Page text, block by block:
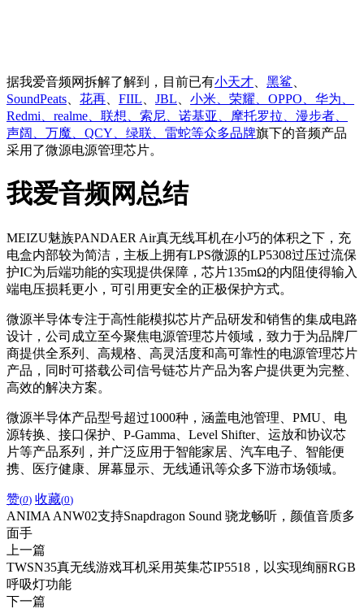
据我爱音频网拆解了解到，目前已有小天才 黑鲨
SoundPeats
花再 FIIL JBL
小米、荣耀、OPPO、华为、
Redmi、realme、联想、索尼、诺基亚、摩托罗拉、漫步者、
声阔、万魔、QCY、绿联、雷蛇等众多品牌旗下的音频产品
采用了微源电源管理芯片。
我爱音频网总结
MEIZU魅族PANDAER Air真无线耳机在小巧的体积之下，充
电盒内部较为简洁，主板上拥有LPS微源的LP5308过压过流保
护IC为后端功能的实现提供保障，芯片135mΩ的内阻使得输入
端电压损耗更小，可引用更安全的正极保护方式。
微源半导体专注于高性能模拟芯片产品研发和销售的集成电路
设计，公司成立至今聚焦电源管理芯片领域，致力于为品牌厂
商提供全系列、高规格、高灵活度和高可靠性的电源管理芯片
产品，同时可搭载公司信号链芯片产品为客户提供更为完整、
高效的解决方案。
微源半导体产品型号超过1000种，涵盖电池管理、PMU、电
源转换、接口保护、P-Gamma、Level Shifter、运放和协议芯
片等产品系列，并广泛应用于智能家居、汽车电子、智能便
携、医疗健康、屏幕显示、无线通讯等众多下游市场领域。
赞(0) 收藏(0)
ANIMA ANW02支持Snapdragon Sound 骁龙畅听，颜值音质多
面手
上一篇
TWSN35真无线游戏耳机采用英集芯IP5518，以实现绚丽RGB
呼吸灯功能
下一篇